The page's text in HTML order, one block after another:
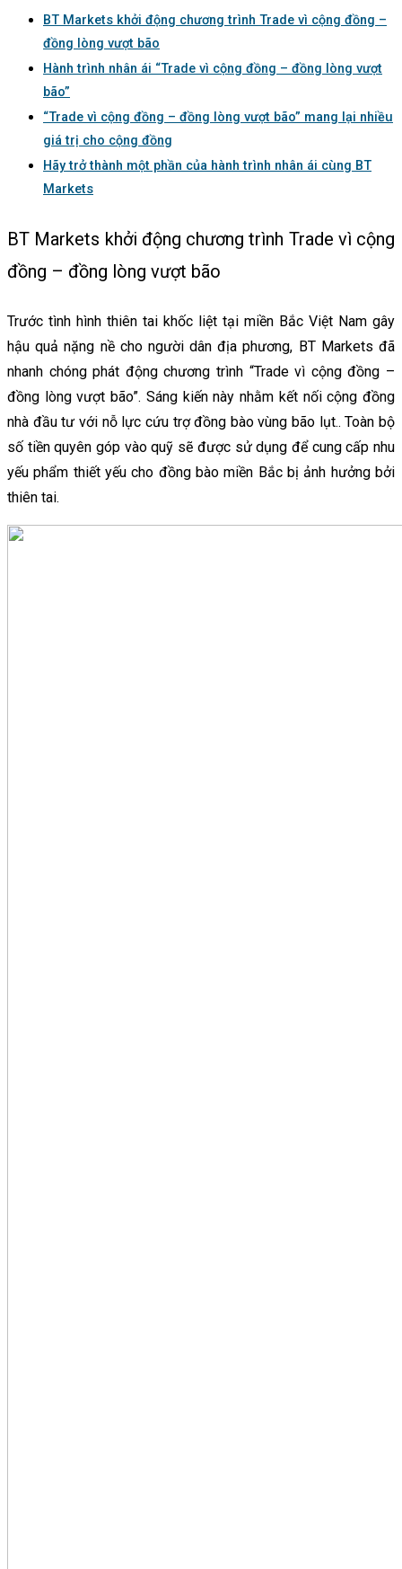
BT Markets khởi động chương trình Trade vì cộng đồng –
đồng lòng vượt bão
Hành trình nhân ái “Trade vì cộng đồng – đồng lòng vượt
bão”
“Trade vì cộng đồng – đồng lòng vượt bão” mang lại nhiều
giá trị cho cộng đồng
Hãy trở thành một phần của hành trình nhân ái cùng BT
Markets
BT Markets khởi động chương trình Trade vì cộng
đồng – đồng lòng vượt bão
Trước tình hình thiên tai khốc liệt tại miền Bắc Việt Nam gây
hậu quả nặng nề cho người dân địa phương, BT Markets đã
nhanh chóng phát động chương trình “Trade vì cộng đồng –
đồng lòng vượt bão”. Sáng kiến này nhằm kết nối cộng đồng
nhà đầu tư với nỗ lực cứu trợ đồng bào vùng bão lụt.. Toàn bộ
số tiền quyên góp vào quỹ sẽ được sử dụng để cung cấp nhu
yếu phẩm thiết yếu cho đồng bào miền Bắc bị ảnh hưởng bởi
thiên tai.